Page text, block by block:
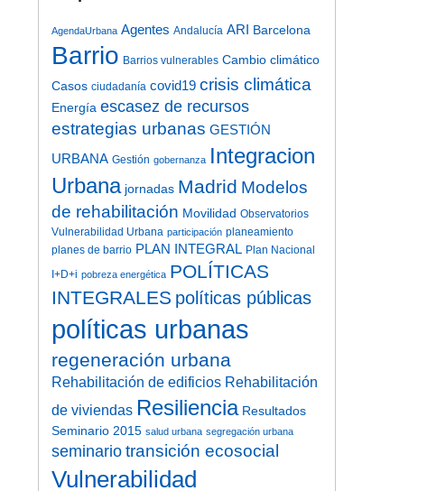
AgendaUrbana Agentes Andalucía ARI Barcelona
Barrio Barrios vulnerables Cambio climático
Casos ciudadanía covid19 crisis climática
Energía escasez de recursos
estrategias urbanas GESTIÓN
URBANA Gestión gobernanza Integracion
Urbana jornadas Madrid Modelos
de rehabilitación Movilidad Observatorios
Vulnerabilidad Urbana participación planeamiento
planes de barrio PLAN INTEGRAL Plan Nacional
I+D+i pobreza energética POLÍTICAS
INTEGRALES políticas públicas
políticas urbanas
regeneración urbana
Rehabilitación de edificios Rehabilitación
de viviendas Resiliencia Resultados
Seminario 2015 salud urbana segregación urbana
seminario transición ecosocial
Vulnerabilidad